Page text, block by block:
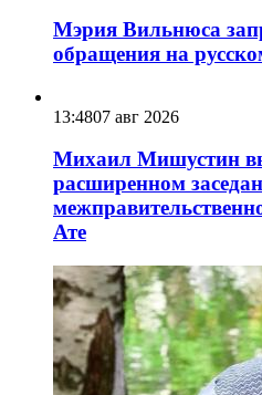
Мэрия Вильнюса
обращения на
13:4807 авг 2026
Михаил Мишустин
расширенном
Ате